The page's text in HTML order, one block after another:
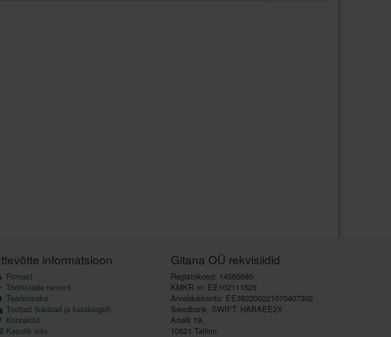
informatsioon
Firmast
Tööriistade remont
Teadmiseks
Tootjad (kaubad ja kataloogid)
Kontaktid
Kasulik info
Gitana OÜ rekvisiidid
Registrikood: 14565680
KMKR nr: EE102111525
Arvelduskonto: EE382200221070407302
Swedbank, SWIFT: HABAEE2X
Artelli 19,
10621 Tallinn